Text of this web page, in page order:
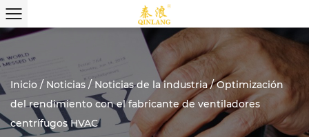
Inicio / Noticias / Noticias de la industria/Optimización
del rendimiento con el fabricante de ventiladores
centrífugos HVAC